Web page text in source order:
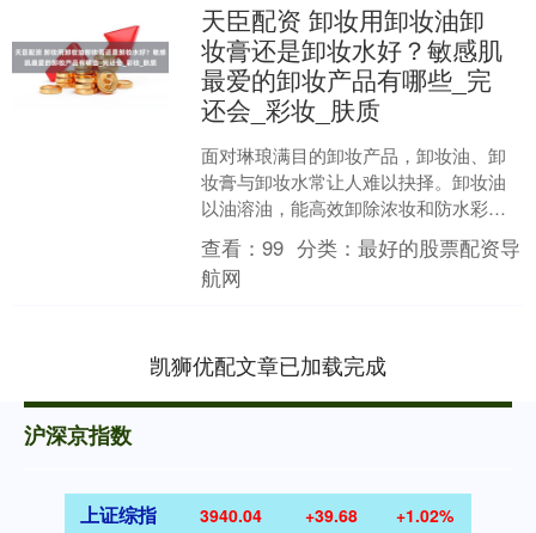
天臣配资 卸妆用卸妆油卸
妆膏还是卸妆水好？敏感肌
最爱的卸妆产品有哪些_完
还会_彩妆_肤质
面对琳琅满目的卸妆产品，卸妆油、卸
妆膏与卸妆水常让人难以抉择。卸妆油
以油溶油，能高效卸除浓妆和防水彩
妆，乳化后易冲洗，但部分人可能觉得
油腻。卸妆膏质地浓稠，在溶....
查看：99 分类：最好的股票配资导
航网
凯狮优配文章已加载完成
沪深京指数
上证综指 3940.04 +39.68 +1.02%